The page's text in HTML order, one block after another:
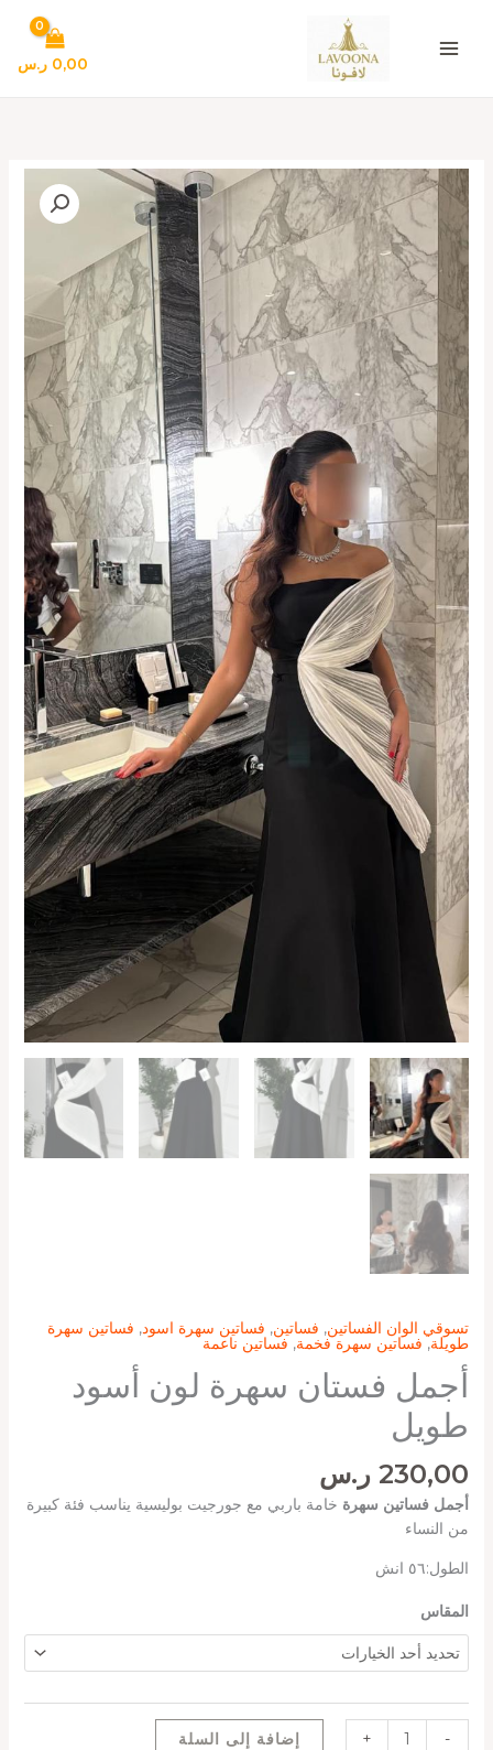
المحتوى
0,00 ر.س
تسوقي الوان الفساتين, فساتين, فساتين سهرة اسود, فساتين سهرة
طويلة, فساتين سهرة فخمة, فساتين ناعمة
أجمل فستان سهرة لون أسود
طويل
230,00 ر.س
أجمل فساتين سهرة خامة باربي مع جورجيت بوليسية يناسب فئة كبيرة
من النساء
الطول:٥٦ انش
المقاس
-
كمية
أجمل
فستان
سهرة
لون
أسود
طويل
+ إضافة إلى السلة